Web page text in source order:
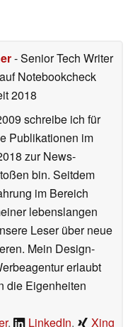
- Senior Tech Writer
Notebookcheck
2018
schreibe ich für
Publikationen im
zur News-
bin. Seitdem
im Bereich
lebenslangen
Leser über neue
Mein Design-
erlaubt
die Eigenheiten
, LinkedIn, Xing